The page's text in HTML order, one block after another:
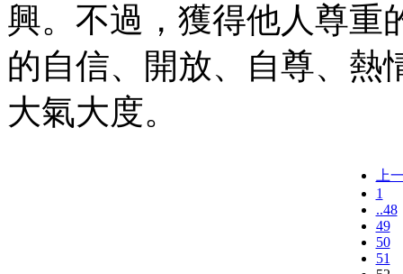
興。不過，獲得他人尊重
的自信、開放、自尊、熱
大氣大度。
上
1
..48
49
50
51